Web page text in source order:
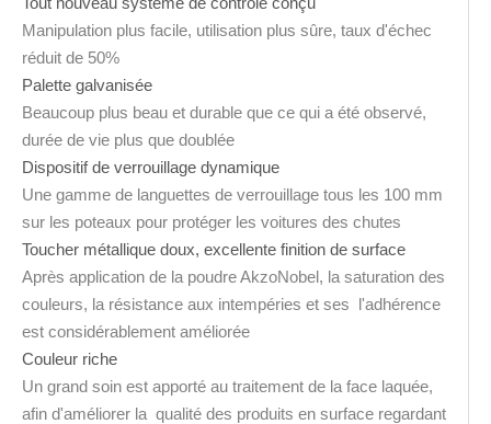
Manipulation plus facile, utilisation plus sûre, taux d'échec
réduit de 50%
Palette galvanisée
Beaucoup plus beau et durable que ce qui a été observé,
durée de vie plus que doublée
Dispositif de verrouillage dynamique
Une gamme de languettes de verrouillage tous les 100 mm
sur les poteaux pour protéger les voitures des chutes
Toucher métallique doux, excellente finition de surface
Après application de la poudre AkzoNobel, la saturation des
couleurs, la résistance aux intempéries et ses l'adhérence
est considérablement améliorée
Couleur riche
Un grand soin est apporté au traitement de la face laquée,
afin d'améliorer la qualité des produits en surface regardant